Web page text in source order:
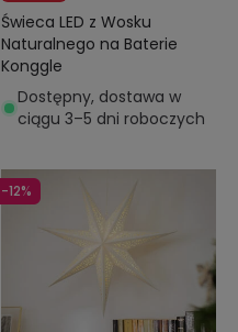
Świeca LED z Wosku
Naturalnego na Baterie
Konggle
Dostępny, dostawa w
ciągu 3–5 dni roboczych
-12%